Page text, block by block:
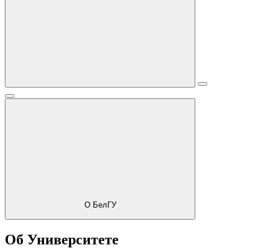
О БелГУ
Об Университете